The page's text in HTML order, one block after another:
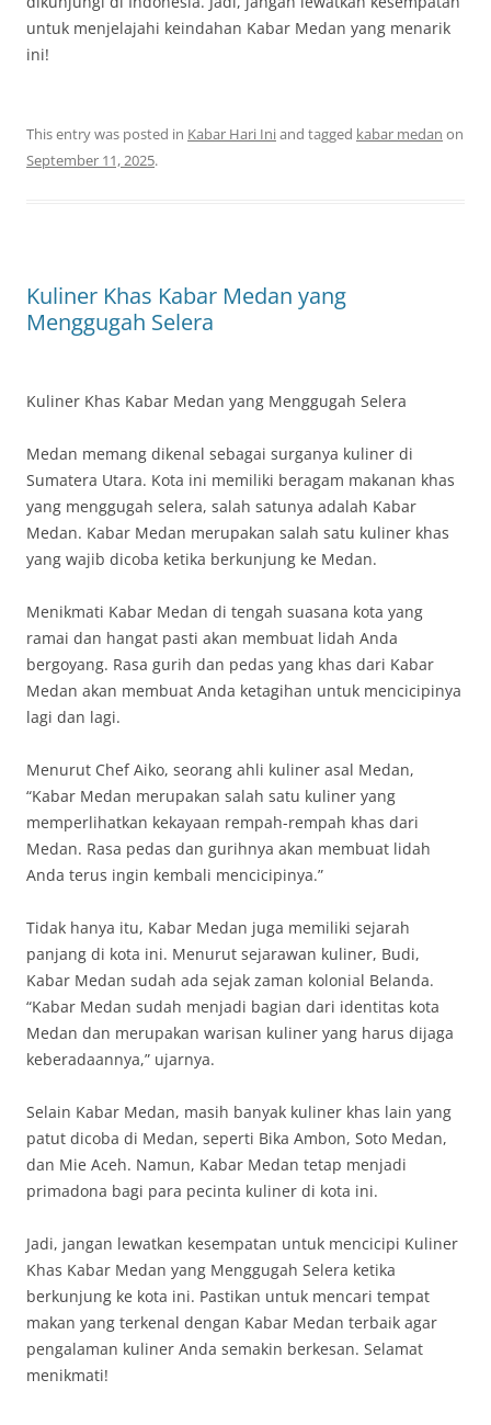
untuk menjelajahi keindahan Kabar Medan yang menarik
ini!
This entry was posted in Kabar Hari Iniand tagged kabar medan on
September 11, 2025.
Kuliner Khas Kabar Medan yang
Menggugah Selera
Kuliner Khas Kabar Medan yang Menggugah Selera
Medan memang dikenal sebagai surganya kuliner di
Sumatera Utara. Kota ini memiliki beragam makanan khas
yang menggugah selera, salah satunya adalah Kabar
Medan. Kabar Medan merupakan salah satu kuliner khas
yang wajib dicoba ketika berkunjung ke Medan.
Menikmati Kabar Medan di tengah suasana kota yang
ramai dan hangat pasti akan membuat lidah Anda
bergoyang. Rasa gurih dan pedas yang khas dari Kabar
Medan akan membuat Anda ketagihan untuk mencicipinya
lagi dan lagi.
Menurut Chef Aiko, seorang ahli kuliner asal Medan,
“Kabar Medan merupakan salah satu kuliner yang
memperlihatkan kekayaan rempah-rempah khas dari
Medan. Rasa pedas dan gurihnya akan membuat lidah
Anda terus ingin kembali mencicipinya.”
Tidak hanya itu, Kabar Medan juga memiliki sejarah
panjang di kota ini. Menurut sejarawan kuliner, Budi,
Kabar Medan sudah ada sejak zaman kolonial Belanda.
“Kabar Medan sudah menjadi bagian dari identitas kota
Medan dan merupakan warisan kuliner yang harus dijaga
keberadaannya,” ujarnya.
Selain Kabar Medan, masih banyak kuliner khas lain yang
patut dicoba di Medan, seperti Bika Ambon, Soto Medan,
dan Mie Aceh. Namun, Kabar Medan tetap menjadi
primadona bagi para pecinta kuliner di kota ini.
Jadi, jangan lewatkan kesempatan untuk mencicipi Kuliner
Khas Kabar Medan yang Menggugah Selera ketika
berkunjung ke kota ini. Pastikan untuk mencari tempat
makan yang terkenal dengan Kabar Medan terbaik agar
pengalaman kuliner Anda semakin berkesan. Selamat
menikmati!